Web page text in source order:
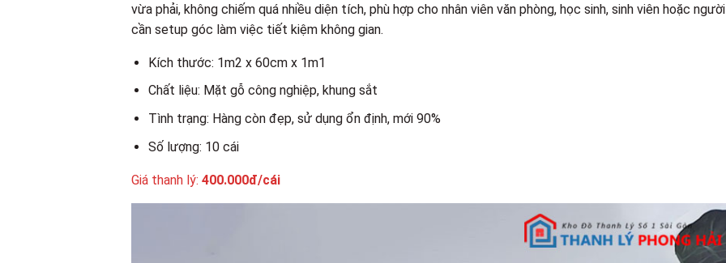
vừa phải, không chiếm quá nhiều diện tích, phù hợp cho nhân viên văn phòng, học sinh, sinh viên hoặc người
cần setup góc làm việc tiết kiệm không gian.
Kích thước: 1m2 x 60cm x 1m1
Chất liệu: Mặt gỗ công nghiệp, khung sắt
Tình trạng: Hàng còn đẹp, sử dụng ổn định, mới 90%
Số lượng: 10 cái
Giá thanh lý: 400.000đ/cái